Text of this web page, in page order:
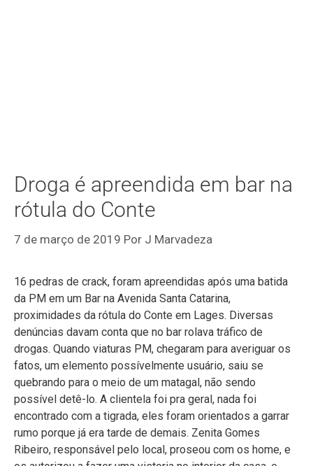
Droga é apreendida em bar na
rótula do Conte
7 de março de 2019 Por J Marvadeza
16 pedras de crack, foram apreendidas após uma batida
da PM em um Bar na Avenida Santa Catarina,
proximidades da rótula do Conte em Lages. Diversas
denúncias davam conta que no bar rolava tráfico de
drogas. Quando viaturas PM, chegaram para averiguar os
fatos, um elemento possívelmente usuário, saiu se
quebrando para o meio de um matagal, não sendo
possível detê-lo. A clientela foi pra geral, nada foi
encontrado com a tigrada, eles foram orientados a garrar
rumo porque já era tarde de demais. Zenita Gomes
Ribeiro, responsável pelo local, proseou com os home, e